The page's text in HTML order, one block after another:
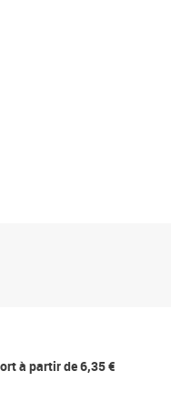
à partir de 6,35 €